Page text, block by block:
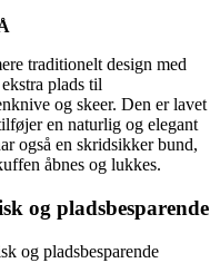
traditionelt design med
plads til
og skeer. Den er lavet
en naturlig og elegant
også en skridsikker bund,
åbnes og lukkes.
og pladsbesparende
og pladsbesparende